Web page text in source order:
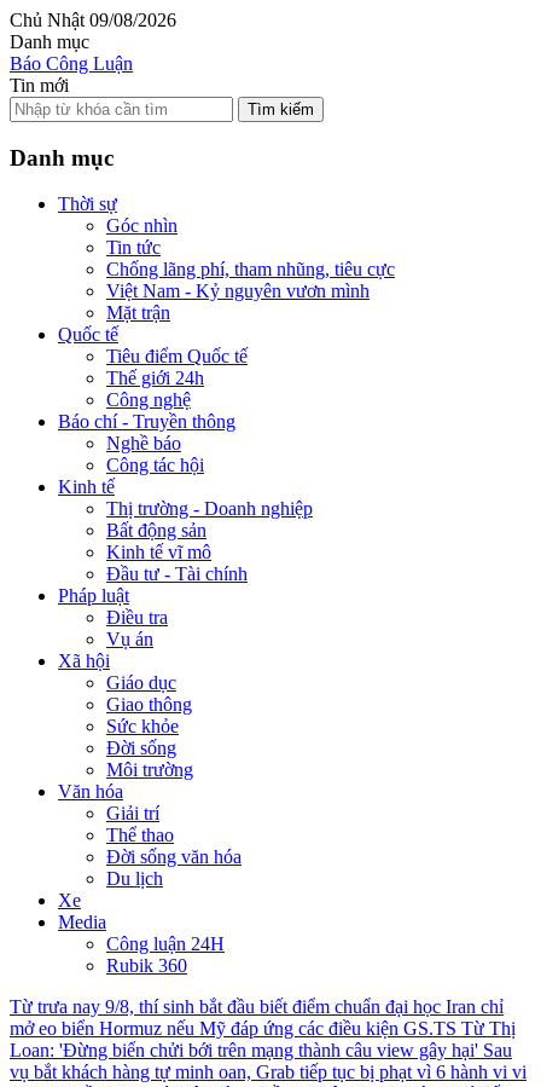
Chủ Nhật 09/08/2026
Danh mục
Báo Công Luận
Tin mới
Tìm kiếm
Danh mục
Thời sự
Góc nhìn
Tin tức
Chống lãng phí, tham nhũng, tiêu cực
Việt Nam - Kỷ nguyên vươn mình
Mặt trận
Quốc tế
Tiêu điểm Quốc tế
Thế giới 24h
Công nghệ
Báo chí - Truyền thông
Nghề báo
Công tác hội
Kinh tế
Thị trường - Doanh nghiệp
Bất động sản
Kinh tế vĩ mô
Đầu tư - Tài chính
Pháp luật
Điều tra
Vụ án
Xã hội
Giáo dục
Giao thông
Sức khỏe
Đời sống
Môi trường
Văn hóa
Giải trí
Thể thao
Đời sống văn hóa
Du lịch
Xe
Media
Công luận 24H
Rubik 360
Từ trưa nay 9/8, thí sinh bắt đầu biết điểm chuẩn đại học Iran chỉ
mở eo biển Hormuz nếu Mỹ đáp ứng các điều kiện GS.TS Từ Thị
Loan: 'Đừng biến chửi bới trên mạng thành câu view gây hại' Sau
vụ bắt khách hàng tự minh oan, Grab tiếp tục bị phạt vì 6 hành vi vi